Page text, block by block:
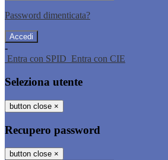
Password dimenticata?
-
Entra con SPID Entra con CIE
Seleziona utente
button close ×
Recupero password
button close ×